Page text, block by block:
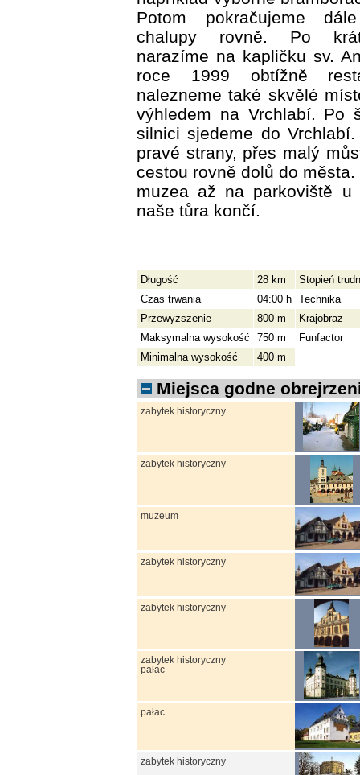
Potom pokračujeme
chalupy rovně. Po
narazíme na kapličku sv.
roce 1999 obtížně
nalezneme také skvělé
výhledem na Vrchlabí. Po
silnici sjedeme do
pravé strany, přes malý
cestou rovně dolů do
muzea až na parkoviště u
naše tůra končí.
Długość 28 km
Stopień
Czas trwania
04:00 h Technika
Przewyższenie
800 m
Krajobraz
Maksymalna wysokość
750 m
Funfactor
Minimalna wysokość
400 m
Miejsca godne
zabytek historyczny
zabytek historyczny
muzeum
zabytek historyczny
zabytek historyczny
zabytek historyczny
pałac
pałac
zabytek historyczny